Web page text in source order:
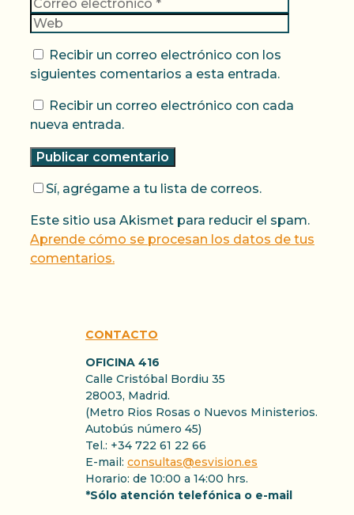
Recibir un correo electrónico con los
siguientes comentarios a esta entrada.
Recibir un correo electrónico con cada
nueva entrada.
Sí, agrégame a tu lista de correos.
Este sitio usa Akismet para reducir el spam.
Aprende cómo se procesan los datos de tus
comentarios.
CONTACTO
OFICINA 416
Calle Cristóbal Bordiu 35
28003, Madrid.
(Metro Rios Rosas o Nuevos Ministerios.
Autobús número 45)
Tel.: +34 722 61 22 66
E-mail: consultas@esvision.es
Horario: de 10:00 a 14:00 hrs.
*Sólo atención telefónica o e-mail